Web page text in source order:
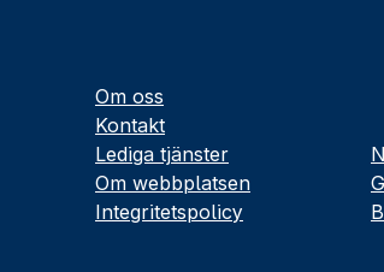
Om oss
Kontakt
Lediga tjänster
Om webbplatsen
Integritetspolicy